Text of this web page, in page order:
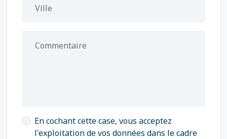
Ville
Commentaire
En cochant cette case, vous acceptez
l'exploitation de vos données dans le cadre